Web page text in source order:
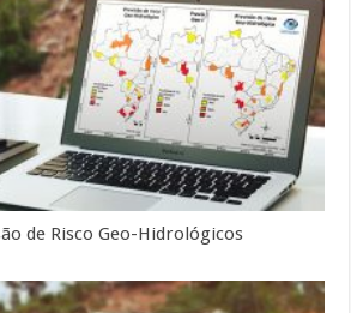
de Risco Geo-Hidrológicos